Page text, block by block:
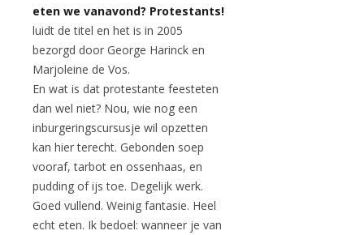
eten we vanavond? Protestants!
luidt de titel en het is in 2005
bezorgd door George Harinck en
Marjoleine de Vos.
En wat is dat protestante feesteten
dan wel niet? Nou, wie nog een
inburgeringscursusje wil opzetten
kan hier terecht. Gebonden soep
vooraf, tarbot en ossenhaas, en
pudding of ijs toe. Degelijk werk.
Goed vullend. Weinig fantasie. Heel
echt eten. Ik bedoel: wanneer je van